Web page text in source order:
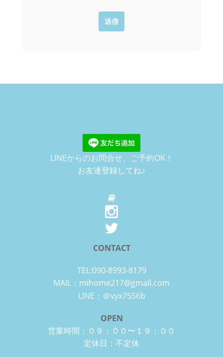
LINEからのお問合せ、ご予約OK！
お友達登録してね♪
CONTACT
TEL:090-8993-8179
MAIL： mihome217@gmail.com
LINE：＠vyx7556b
OPEN
営業時間：０９：００〜１９：００
定休日：不定休